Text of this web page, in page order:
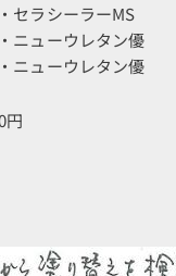
セラシーラーMS
ニューウレタン優
ニューウレタン優
円